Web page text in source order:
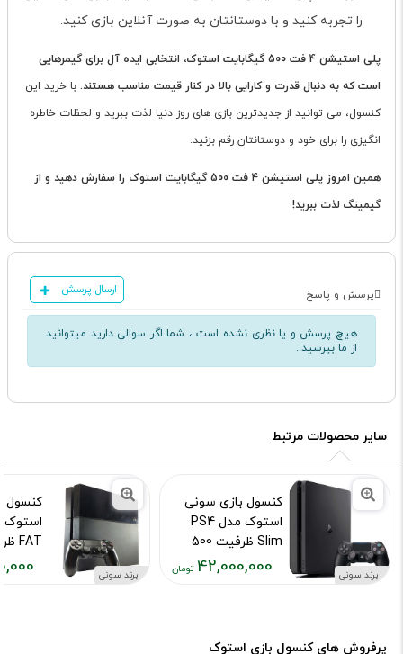
را تجربه کنید و با دوستانتان به صورت آنلاین بازی کنید.
پلی استیشن 4 فت 500 گیگابایت استوک، انتخابی ایده آل برای گیمرهایی
است که به دنبال قدرت و کارایی بالا در کنار قیمت مناسب هستند. با خرید این
کنسول، می توانید از جدیدترین بازی های روز دنیا لذت ببرید و لحظات خاطره
انگیزی را برای خود و دوستانتان رقم بزنید.
همین امروز پلی استیشن 4 فت 500 گیگابایت استوک را سفارش دهید و از
گیمینگ لذت ببرید!
پرسش و پاسخ ارسال پرسش
هیچ پرسش و یا نظری نشده است ، شما اگر سوالی دارید میتوانید
از ما بپرسید..
سایر محصولات مرتبط
برند سونی
کنسول بازی سونی
استوک مدل PS4
Slim ظرفیت 500
گیگابایت کپی خور
42,000,000
تومان
برند سونی
کنسول
پرفروش های کنسول بازی استوک